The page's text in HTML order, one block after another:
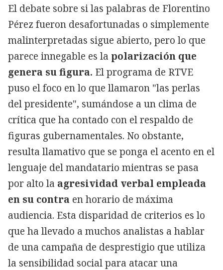
El debate sobre si las palabras de Florentino
Pérez fueron desafortunadas o simplemente
malinterpretadas sigue abierto, pero lo que
parece innegable es la polarización que
genera su figura. El programa de RTVE
puso el foco en lo que llamaron "las perlas
del presidente", sumándose a un clima de
crítica que ha contado con el respaldo de
figuras gubernamentales. No obstante,
resulta llamativo que se ponga el acento en el
lenguaje del mandatario mientras se pasa
por alto la agresividad verbal empleada
en su contra en horario de máxima
audiencia. Esta disparidad de criterios es lo
que ha llevado a muchos analistas a hablar
de una campaña de desprestigio que utiliza
la sensibilidad social para atacar una